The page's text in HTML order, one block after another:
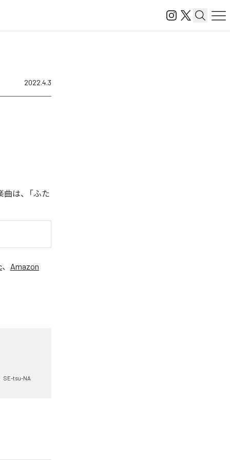
2022.4.3
は、「ふた
、 Amazon
SE-tsu-NA